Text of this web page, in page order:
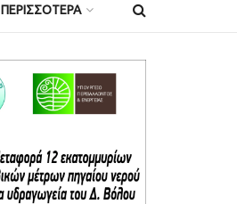
ΠΕΡΙΣΣΟΤΕΡΑ